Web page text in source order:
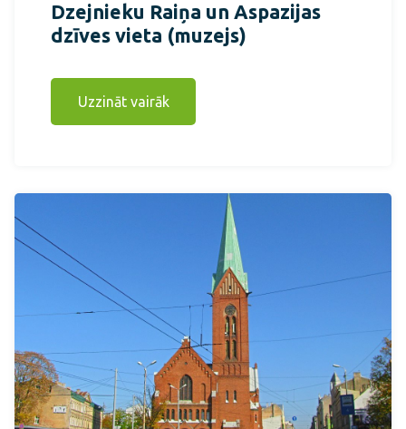
Dzejnieku Raiņa un Aspazijas
dzīves vieta (muzejs)
Uzzināt vairāk